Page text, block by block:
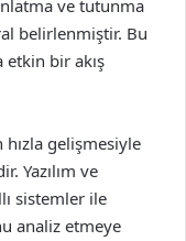
ve tutunma
belirlenmiştir. Bu
etkin bir akış
gelişmesiyle
Yazılım ve
sistemler ile
analiz etmeye